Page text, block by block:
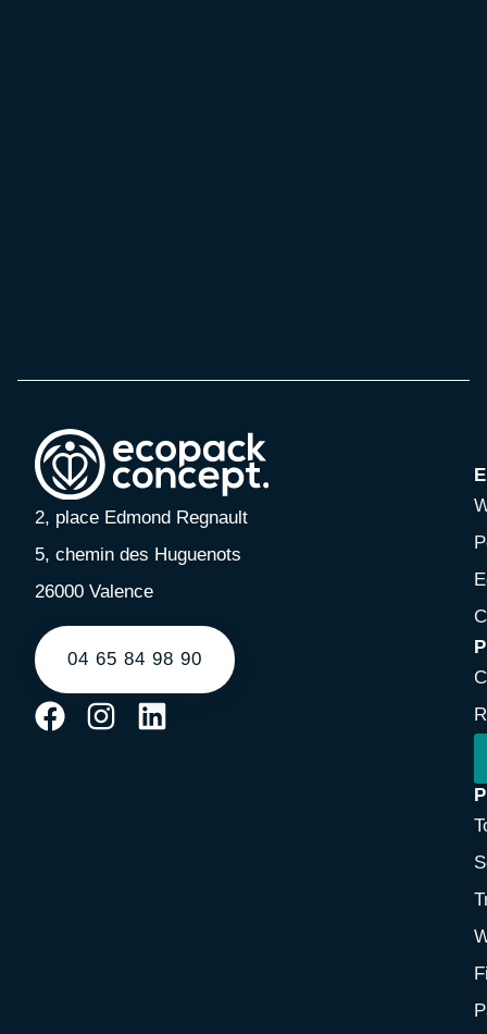
2, place Edmond Regnault
5, chemin des Huguenots
26000 Valence
04 65 84 98 90